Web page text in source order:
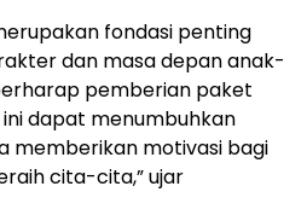
fondasi penting
dan masa depan anak-
pemberian paket
dapat menumbuhkan
memberikan motivasi bagi
cita-cita,” ujar